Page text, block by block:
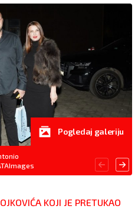
Pogledaj galeriju
KOJI JE PRETUKAO